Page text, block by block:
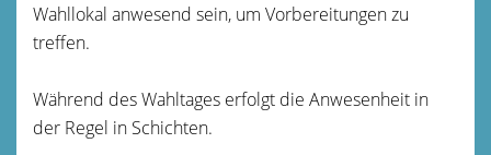
Wahllokal anwesend sein, um Vorbereitungen zu
treffen.
Während des Wahltages erfolgt die Anwesenheit in
der Regel in Schichten.